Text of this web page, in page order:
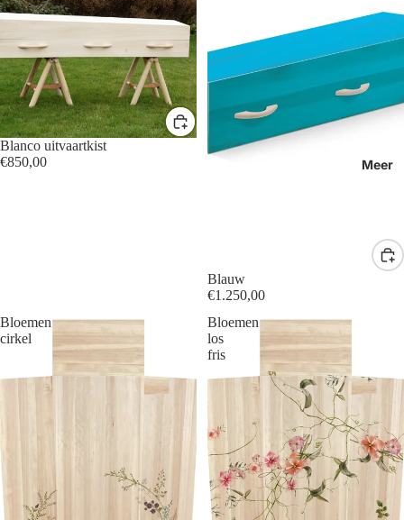
Meer
Blanco uitvaartkist
€850,00
Blauw
€1.250,00
Bloemen
cirkel
Bloemen
los
fris